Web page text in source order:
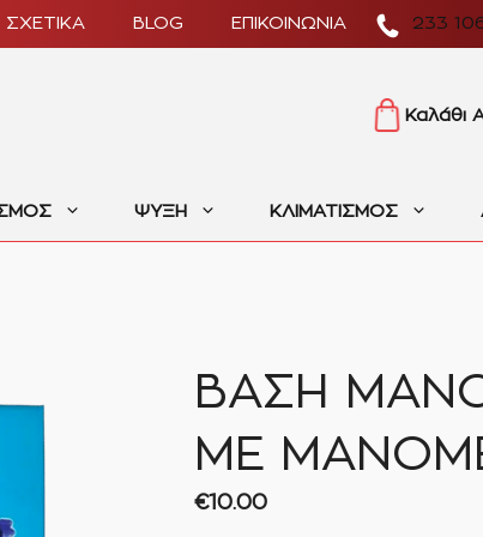
233
ΣΧΕΤΙΚΑ BLOG ΕΠΙΚΟΙΝΩΝΙΑ
Καλάθι
ΨΥΞΗ ΚΛΙΜΑΤΙΣΜΟΣ
ΒΑΣΗ
ΜΕ
€10.00